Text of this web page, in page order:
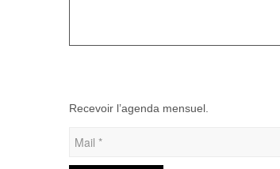
Recevoir l’agenda mensuel.